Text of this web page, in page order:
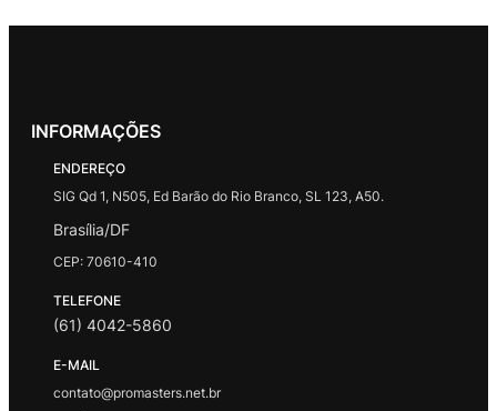
INFORMAÇÕES
ENDEREÇO
SIG Qd 1, N505, Ed Barão do Rio Branco, SL 123, A50.
Brasília/DF
CEP: 70610-410
TELEFONE
(61) 4042-5860
E-MAIL
contato@promasters.net.br